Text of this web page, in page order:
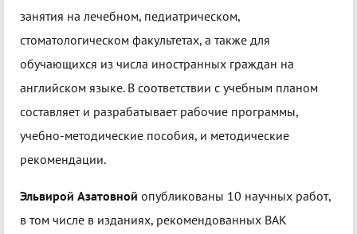
занятия на лечебном, педиатрическом,
стоматологическом факультетах, а также для
обучающихся из числа иностранных граждан на
английском языке. В соответствии с учебным планом
составляет и разрабатывает рабочие программы,
учебно-методические пособия, и методические
рекомендации.
Эльвирой Азатовной опубликованы 10 научных работ,
в том числе в изданиях, рекомендованных ВАК